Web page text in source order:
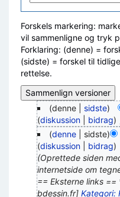
Forskels markering:
vil sammenligne og tryk
Forklaring: (denne) =
(sidste) = forskel til
rettelse.
(denne | sidste)
(diskussion| bidrag)
(denne| sidste)
(diskussion| bidrag)
(Oprettede siden
internetside om
== Eksterne links
bdessin.fr] Kategori: